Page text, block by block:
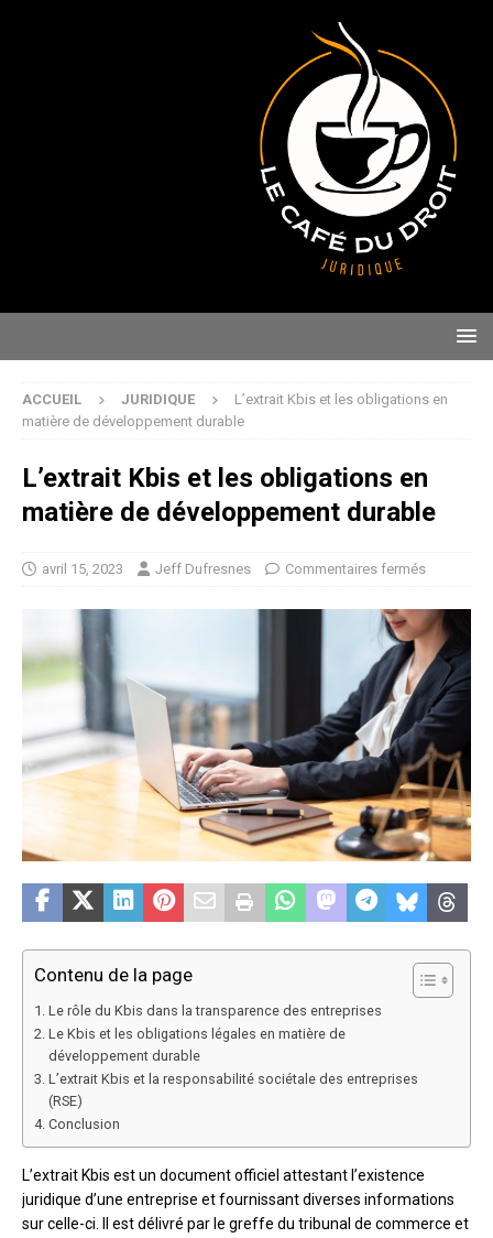
ACCUEIL JURIDIQUE
L’extrait Kbis et les obligations en
matière de développement durable
L’extrait Kbis et les obligations en
matière de développement durable
avril 15, 2023 Jeff Dufresnes Commentaires fermés
Contenu de la page
Le rôle du Kbis dans la transparence des entreprises
Le Kbis et les obligations légales en matière de
développement durable
L’extrait Kbis et la responsabilité sociétale des entreprises
(RSE)
Conclusion
L’extrait Kbis est un document officiel attestant l’existence
juridique d’une entreprise et fournissant diverses informations
sur celle-ci. Il est délivré par le greffe du tribunal de commerce et